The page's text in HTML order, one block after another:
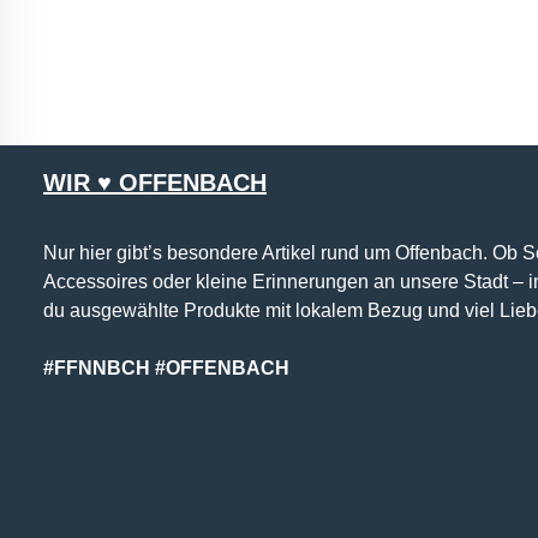
WIR ♥ OFFENBACH
Nur hier gibt’s besondere Artikel rund um Offenbach. Ob
Accessoires oder kleine Erinnerungen an unsere Stadt –
du ausgewählte Produkte mit lokalem Bezug und viel
#FFNNBCH #OFFENBACH